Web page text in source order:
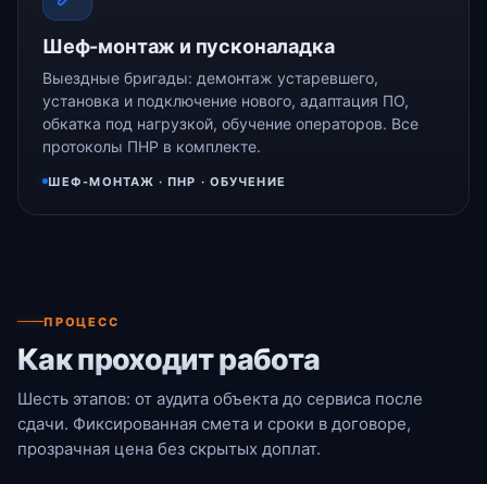
Шеф-монтаж и пусконаладка
Выездные бригады: демонтаж устаревшего,
установка и подключение нового, адаптация ПО,
обкатка под нагрузкой, обучение операторов. Все
протоколы ПНР в комплекте.
ШЕФ-МОНТАЖ · ПНР · ОБУЧЕНИЕ
ПРОЦЕСС
Как проходит работа
Шесть этапов: от аудита объекта до сервиса после
сдачи. Фиксированная смета и сроки в договоре,
прозрачная цена без скрытых доплат.